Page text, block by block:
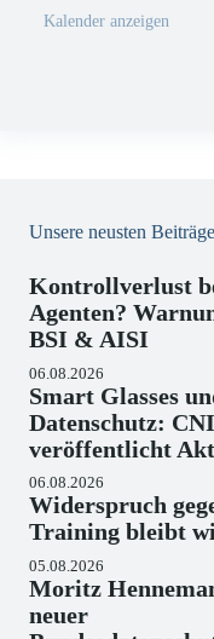
n
Kalender anzeigen
Unsere neusten Beiträge
Kontrollverlust
Agenten?
BSI & AISI
06.08.2026
Smart Glasses
Datenschutz:
veröffentlicht
06.08.2026
Widerspruch
Training bleibt
05.08.2026
Moritz
neuer